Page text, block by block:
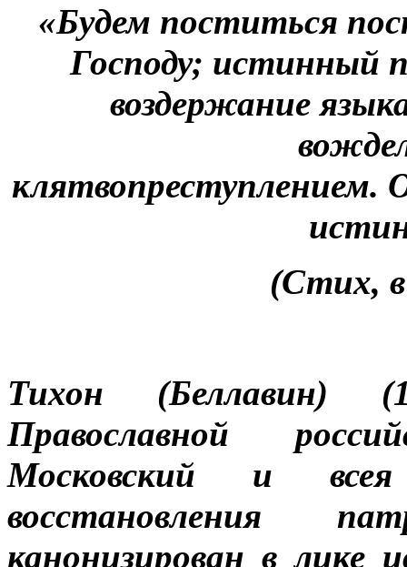
«Будем поститься
Господу; истинный
воздержание
клятвопреступлением.
(Стих, в
Тихон (Беллавин)
Православной
Московский и
восстановления
канонизирован в лике